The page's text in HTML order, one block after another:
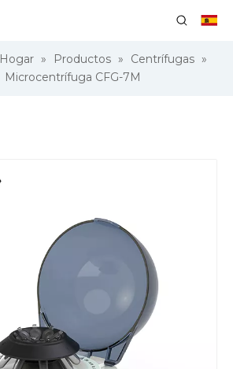
Hogar » Productos » Centrífugas »
Microcentrífuga CFG-7M